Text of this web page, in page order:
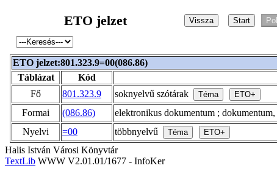
ETO jelzet
ETO jelzet:801.323.9=00(086.86)
Táblázat
Kód
Fő
801.323.9
soknyelvű szótárak
Formai
(086.86)
elektronikus dokumentum ;
Nyelvi
=00
többnyelvű
Halis István Városi Könyvtár
TextLib WWW V2.01.01/1677 - InfoKer